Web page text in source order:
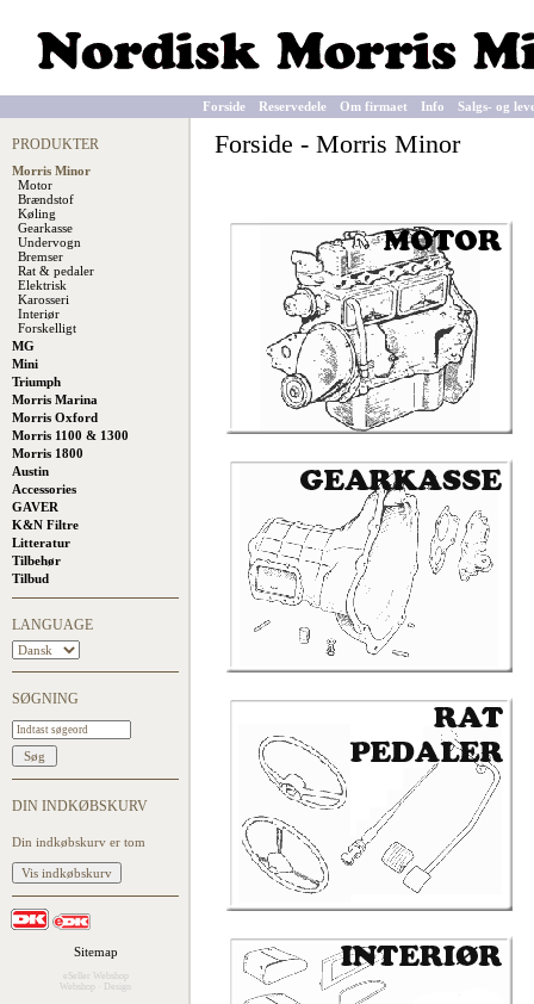
Forside Reservedele Om firmaet Info Salgs- og
PRODUKTER
Morris Minor
Motor
Brændstof
Køling
Gearkasse
Undervogn
Bremser
Rat & pedaler
Elektrisk
Karosseri
Interiør
Forskelligt
MG
Mini
Triumph
Morris Marina
Morris Oxford
Morris 1100 & 1300
Morris 1800
Austin
Accessories
GAVER
K&N Filtre
Litteratur
Tilbehør
Tilbud
LANGUAGE
SØGNING
DIN INDKØBSKURV
Din indkøbskurv er tom
Sitemap
eSeller Webshop
Webshop
Design
Forside - Morris Minor